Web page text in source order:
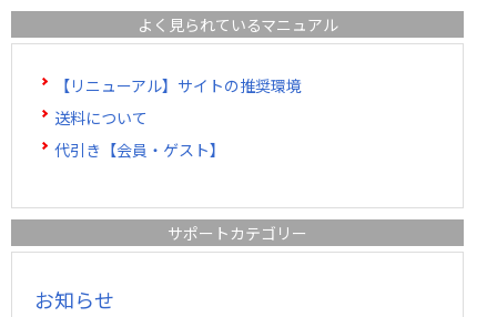
よく見られているマニュアル
【リニューアル】サイトの推奨環境
送料について
代引き【会員・ゲスト】
サポートカテゴリー
お知らせ